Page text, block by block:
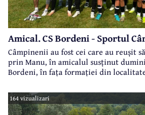
Amical. CS Bordeni - Sportul
Câmpinenii au fost cei care au reușit
prin Manu, în amicalul susținut
Bordeni, în fața formației din
164 vizualizari